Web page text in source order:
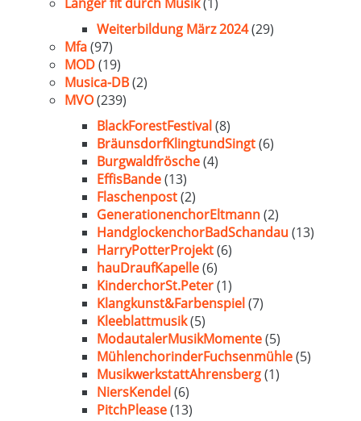
Weiterbildung März 2024(29)
Mfa(97)
MOD(19)
Musica-DB(2)
MVO(239)
BlackForestFestival(8)
BräunsdorfKlingtundSingt(6)
Burgwaldfrösche(4)
EffisBande(13)
Flaschenpost(2)
GenerationenchorEltmann(2)
HandglockenchorBadSchandau(13)
HarryPotterProjekt(6)
hauDraufKapelle(6)
KinderchorSt.Peter(1)
Klangkunst&Farbenspiel(7)
Kleeblattmusik(5)
ModautalerMusikMomente(5)
MühlenchorinderFuchsenmühle(5)
MusikwerkstattAhrensberg(1)
NiersKendel(6)
PitchPlease(13)